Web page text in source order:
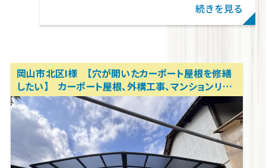
続きを見る
岡山市北区I様 【穴が開いたカーポート屋根を修繕
したい】 カーポート屋根、外構工事、マンションリフ
ォーム、アパートリフォーム、内装リノベーション 岡
山リフォーム相談所 テクトン・パートナーズ